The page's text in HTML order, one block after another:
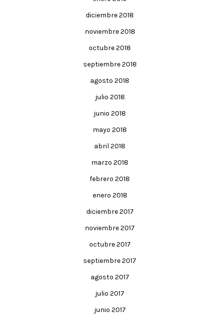
diciembre 2018
noviembre 2018
octubre 2018
septiembre 2018
agosto 2018
julio 2018
junio 2018
mayo 2018
abril 2018
marzo 2018
febrero 2018
enero 2018
diciembre 2017
noviembre 2017
octubre 2017
septiembre 2017
agosto 2017
julio 2017
junio 2017